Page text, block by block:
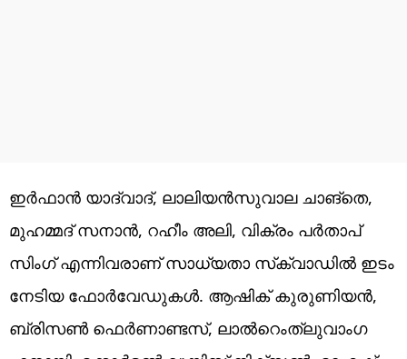
ഇർഫാൻ യാദ്വാദ്, ലാലിയൻസുവാല ചാങ്‌തെ,
മുഹമ്മദ് സനാന്‍, റഹീം അലി, വിക്രം പർതാപ്
സിംഗ് എന്നിവരാണ് സാധ്യതാ സ്‌ക്വാഡില്‍ ഇടം
നേടിയ ഫോര്‍വേഡുകള്‍. ആഷിക് കുരുണിയൻ,
ബ്രിസൺ ഫെർണാണ്ടസ്, ലാൽറെംത്ലുവാംഗ